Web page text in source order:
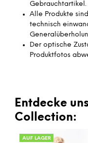
Gebrauchtartikel.
Alle Produkte
technisch
Der optische
Produktfotos
Entdecke
Collection:
AUF LAGER